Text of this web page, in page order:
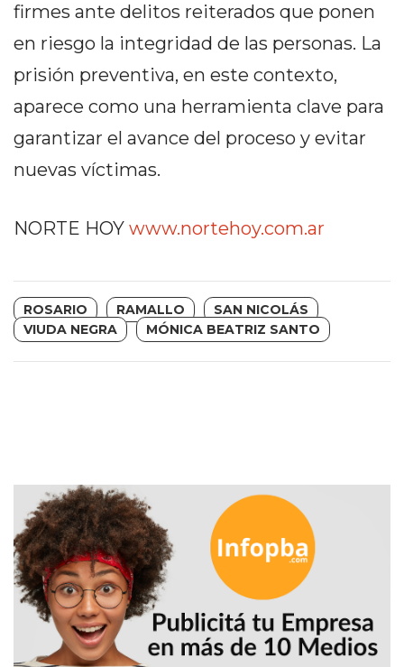
PEDIDOS
POR
ONLINE
GRATIS
ARGENTINA:
VS
DE
VENTA
POR
COMIDA
POR
WHATSAPP:
LA
GUÍA
DEFINITIVA
PARA
RESTAURANTES
firmes ante delitos reiterados que ponen
en riesgo la integridad de las personas. La
prisión preventiva, en este contexto,
aparece como una herramienta clave para
garantizar el avance del proceso y evitar
nuevas víctimas.
NORTE HOY www.nortehoy.com.ar
ROSARIO RAMALLO
SAN NICOLÁS
VIUDA NEGRA
MÓNICA BEATRIZ SANTO